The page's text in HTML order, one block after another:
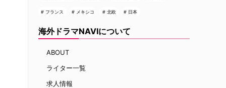
フランス メキシコ 北欧 日本
海外ドラマNAVIについて
ABOUT
ライター一覧
求人情報